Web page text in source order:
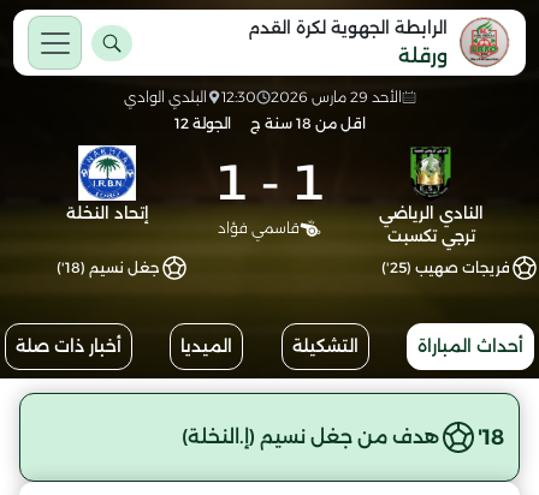
الرابطة الجهوية لكرة القدم
ورقلة
الأحد 29 مارس 2026 12:30
البلدي الوادي
اقل من 18 سنة ج
الجولة 12
النادي الرياضي
ترجي تكسبت
1
-
1
قاسمي فؤاد
إتحاد النخلة
فريجات صهيب (25') جغل نسيم (18')
أحداث المباراة التشكيلة الميديا أخبار ذات صلة
18' هدف من جغل نسيم (إ.النخلة)